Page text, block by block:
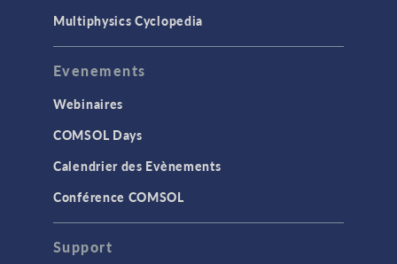
Multiphysics Cyclopedia
Evenements
Webinaires
COMSOL Days
Calendrier des Evènements
Conférence COMSOL
Support